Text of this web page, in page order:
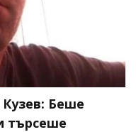
Беше
търсеше